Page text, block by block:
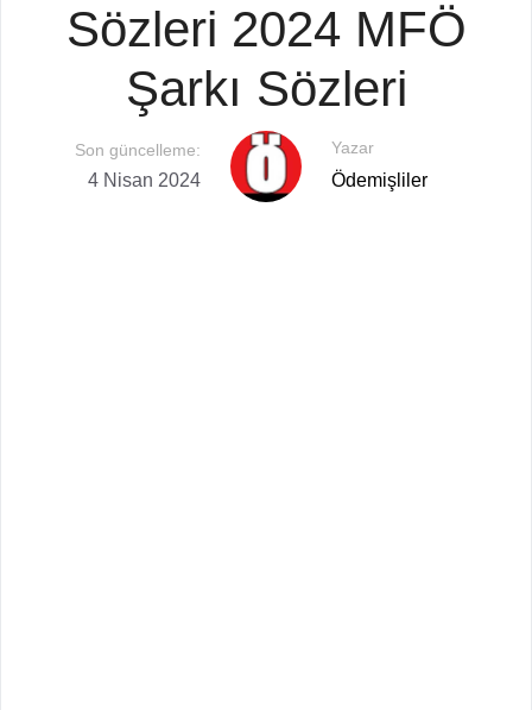
Sözleri 2024 MFÖ
Şarkı Sözleri
Son güncelleme:
4 Nisan 2024
Yazar
Ödemişliler